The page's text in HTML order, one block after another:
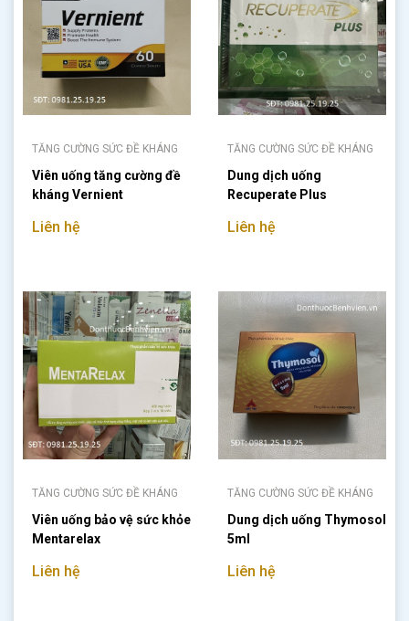
TĂNG CƯỜNG SỨC ĐỀ KHÁNG
Viên uống tăng cường đề
kháng Vernient
Liên hệ
TĂNG CƯỜNG SỨC ĐỀ KHÁNG
Dung dịch uống
Recuperate Plus
Liên hệ
TĂNG CƯỜNG SỨC ĐỀ KHÁNG
Viên uống bảo vệ sức khỏe
Mentarelax
Liên hệ
TĂNG CƯỜNG SỨC ĐỀ KHÁNG
Dung dịch uống Thymosol
5ml
Liên hệ